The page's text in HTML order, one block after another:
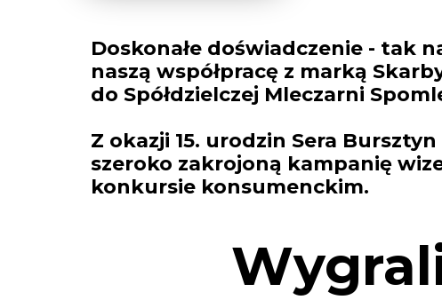
Doskonałe doświadczenie - tak
naszą współpracę z marką
do Spółdzielczej Mleczarni
Z okazji 15. urodzin Sera
szeroko zakrojoną kampanię
konkursie konsumenckim.